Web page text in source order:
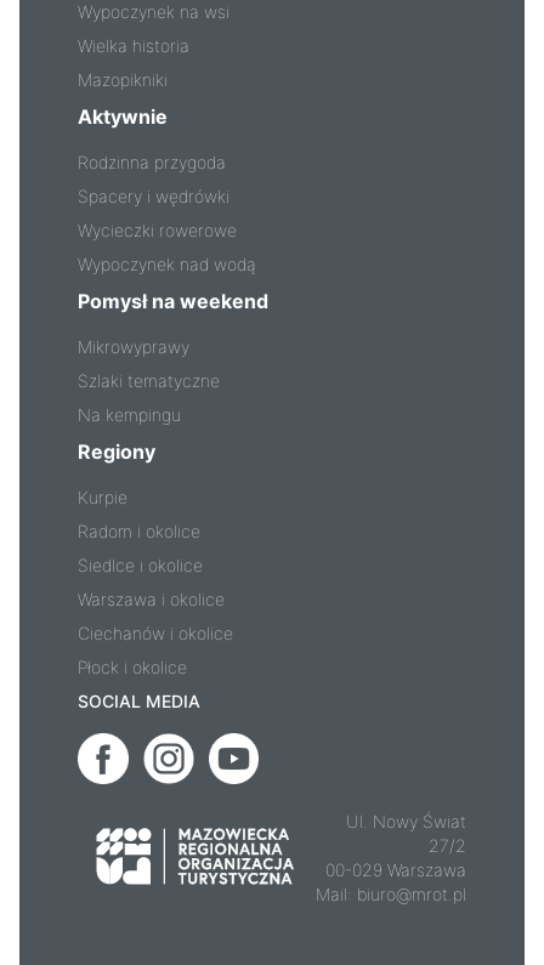
Wypoczynek na wsi
Wielka historia
Mazopikniki
Aktywnie
Rodzinna przygoda
Spacery i wędrówki
Wycieczki rowerowe
Wypoczynek nad wodą
Pomysł na weekend
Mikrowyprawy
Szlaki tematyczne
Na kempingu
Regiony
Kurpie
Radom i okolice
Siedlce i okolice
Warszawa i okolice
Ciechanów i okolice
Płock i okolice
SOCIAL MEDIA
Ul. Nowy Świat
27/2
00-029 Warszawa
Mail: biuro@mrot.pl